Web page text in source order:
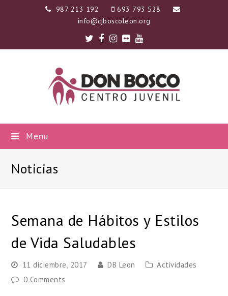
987 213 192
693 793 528
info@cjboscoleon.org
Twitter
Facebook
Instagram
FlickrYoutube
Menu
Noticias
Semana de Hábitos y Estilos
de Vida Saludables
11 diciembre, 2017 DB Leon
Actividades
0 Comments